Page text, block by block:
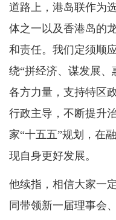
道路上，港岛联作为
体之一以及香港岛的
和责任。我们定须顺
绕“拼经济、谋发展
各方力量，支持特区
行政主导，不断提升
家“十五五”规划，在
现自身更好发展。
他续指，相信大家一
同带领新一届理事会